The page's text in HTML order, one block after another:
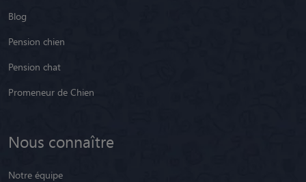
Blog
Pension chien
Pension chat
Promeneur de Chien
Nous connaître
Notre équipe